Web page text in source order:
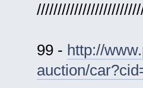
99 - http://
auction/